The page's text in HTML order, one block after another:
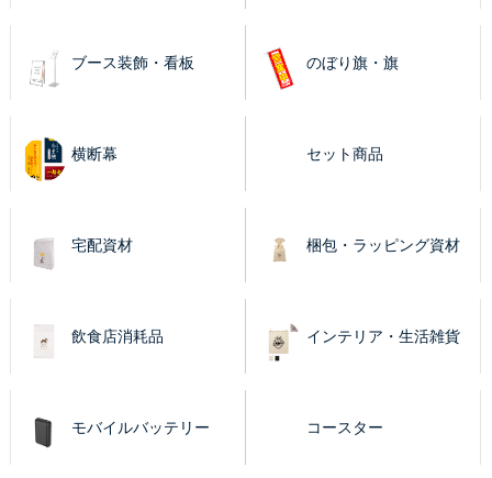
ブース装飾・看板 のぼり旗・旗
横断幕 セット商品
宅配資材 梱包・ラッピング資材
飲食店消耗品 インテリア・生活雑貨
モバイルバッテリー コースター